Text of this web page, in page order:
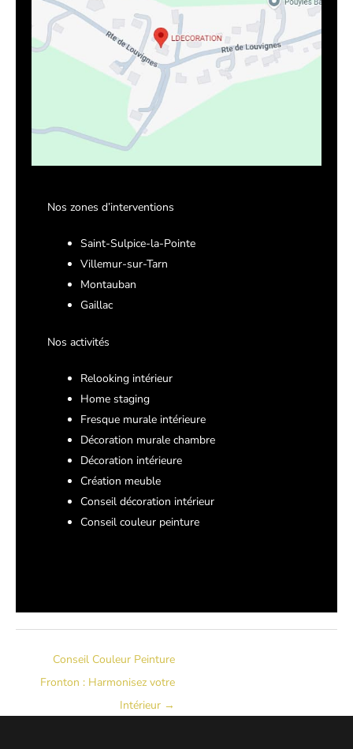
Nos zones d’interventions
Saint-Sulpice-la-Pointe
Villemur-sur-Tarn
Montauban
Gaillac
Nos activités
Relooking intérieur
Home staging
Fresque murale intérieure
Décoration murale chambre
Décoration intérieure
Création meuble
Conseil décoration intérieur
Conseil couleur peinture
Conseil Couleur Peinture
Fronton : Harmonisez votre
Intérieur →